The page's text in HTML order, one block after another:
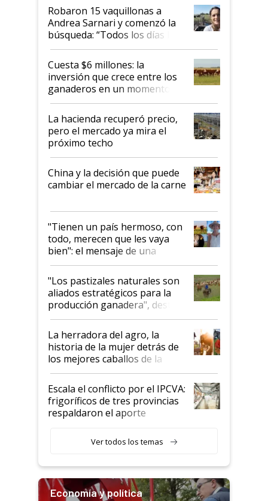
Robaron 15 vaquillonas a
Andrea Sarnari y comenzó la
búsqueda: “Todos los días le
toca a algún productor”
Cuesta $6 millones: la
inversión que crece entre los
ganaderos en un momento
histórico para la actividad
La hacienda recuperó precio,
pero el mercado ya mira el
próximo techo
China y la decisión que puede
cambiar el mercado de la carne
"Tienen un país hermoso, con
todo, merecen que les vaya
bien": el mensaje de una
ganadera uruguaya sobre las
oportunidades que se abren
para el agro en Argentina, con
foco en la carne
"Los pastizales naturales son
aliados estratégicos para la
producción ganadera", destaca
la iniciativa que ya reúne a 46
establecimientos en Argentina
La herradora del agro, la
historia de la mujer detrás de
los mejores caballos de la
Argentina y los mitos que
todavía hacen sufrir a estos
animales: "Mientras me
descalificaban, yo seguí
haciendo currículum"
Escala el conflicto por el IPCVA:
frigoríficos de tres provincias
respaldaron el aporte
Ver todos los temas
Economía y política